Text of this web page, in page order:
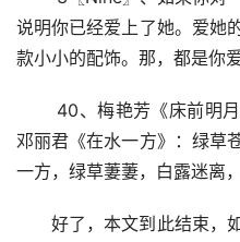
说明你已经爱上了她。爱她
款小小的配饰。那，都是你
邓丽君《在水一方》：绿草
一方，绿草萋萋，白露迷离
好了，本文到此结束，